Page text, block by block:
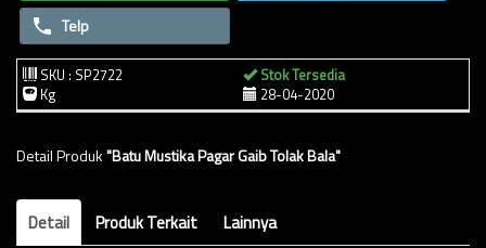
Telp
SKU : SP2722
Stok Tersedia
Kg
28-04-2020
Detail Produk"Batu Mustika Pagar Gaib Tolak Bala"
Detail Produk Terkait Lainnya